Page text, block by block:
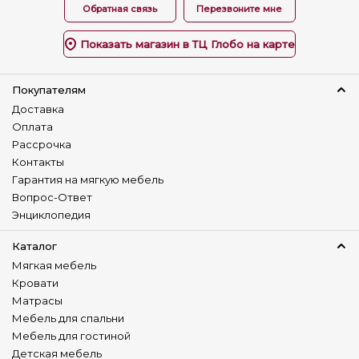
Обратная связь Перезвоните мне
Показать магазин в ТЦ Глобо на карте
Покупателям
Доставка
Оплата
Рассрочка
Контакты
Гарантия на мягкую мебель
Вопрос-Ответ
Энциклопедия
Каталог
Мягкая мебель
Кровати
Матрасы
Мебель для спальни
Мебель для гостиной
Детская мебель